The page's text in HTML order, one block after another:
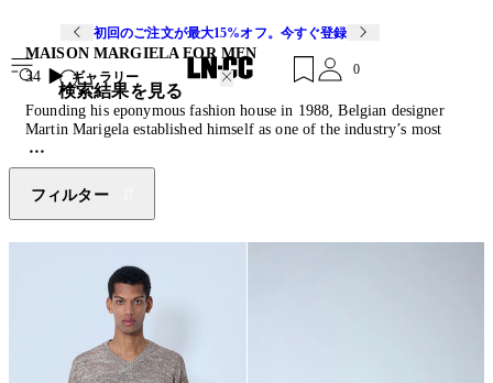
初回のご注文が最大15%オフ。今すぐ登録
検索結果を見る
0
MAISON MARGIELA FOR MEN
34
ギャラリー
Founding his eponymous fashion house in 1988, Belgian designer
Martin Marigela established himself as one of the industry’s most
important defining designers of the 20th century. The Antwerp Royal
Academy of Fine Arts graduate, a master of reinventive men’s and
womenswear, is heralded for his deconstructed, avant-garde
tailoring,sculptural garments
the brand’s ‘Haute Couture’ appellation which awarded in 2012,
experimental British designer John Galliano, who took the reins in
Galliano’s artisanal collections celebrate the House’s iconoclast
heritage and reach new realms of conceptualism with reworked
silhouettes, daring cuts, distressed treatments and contemporary
tailoring. This season’s collection offers a fresh outlook on
Replica Sneakersand
such as the overdyed skirt and oversized tops.
フィルター